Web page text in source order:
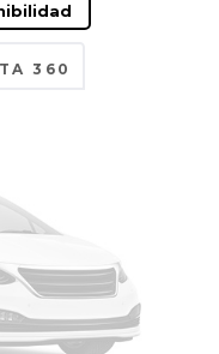
360
luego